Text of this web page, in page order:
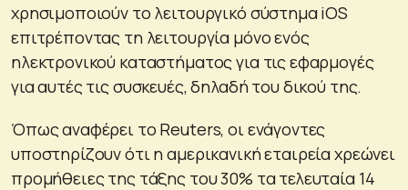
χρησιμοποιούν το λειτουργικό σύστημα iOS
επιτρέποντας τη λειτουργία μόνο ενός
ηλεκτρονικού καταστήματος για τις εφαρμογές
για αυτές τις συσκευές, δηλαδή του δικού της.
Όπως αναφέρει το Reuters, οι ενάγοντες
υποστηρίζουν ότι η αμερικανική εταιρεία χρεώνει
προμήθειες της τάξης του 30% τα τελευταία 14